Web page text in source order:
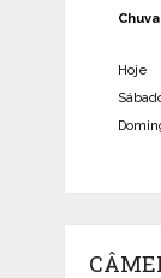
Hoje